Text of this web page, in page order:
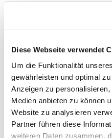
Diese Webseite verwendet
Um die Funktionalität
gewährleisten und optimal
Anzeigen zu
Medien anbieten zu können
Website zu analysieren
Partner führen diese
weiteren Daten zusammen,
Terrassenschraube 50Stk
Schabenut Schaftfräser